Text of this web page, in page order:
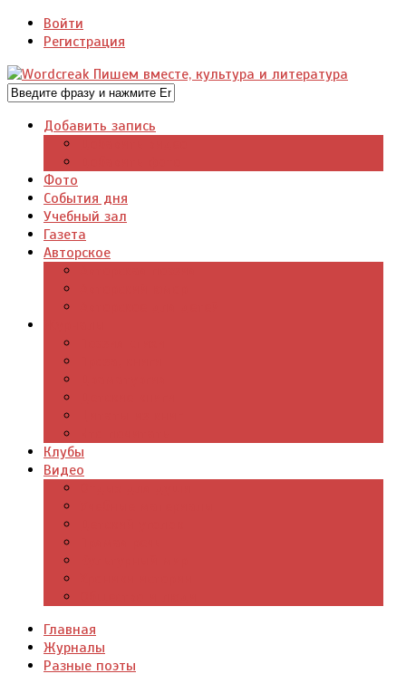
Войти
Регистрация
Добавить запись
Фото
События дня
Учебный зал
Газета
Авторское
Клубы
Видео
Главная
Журналы
Разные поэты